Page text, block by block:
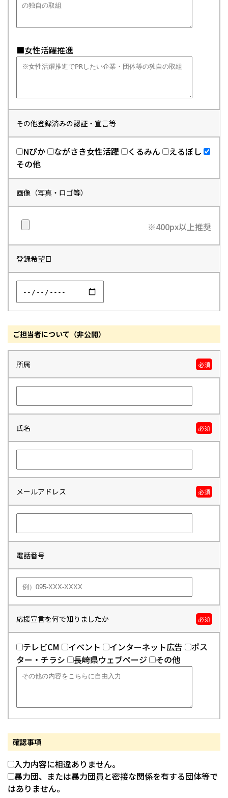
■女性活躍推進
その他登録済みの認証・宣言等
Nぴか ながさき女性活躍 くるみん
えるぼし
その他
画像（写真・ロゴ等）
※400px以上推奨
登録希望日
ご担当者について（非公開）
所属 必須
氏名 必須
メールアドレス 必須
電話番号
応援宣言を何で知りましたか 必須
テレビCM イベント インターネット広告
ポス
ター・チラシ
長崎県ウェブページ その他
確認事項
入力内容に相違ありません。
暴力団、または暴力団員と密接な関係を有する団体等で
はありません。